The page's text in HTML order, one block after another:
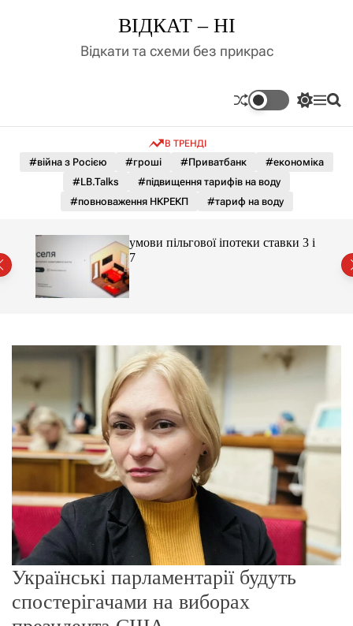
д
у
ВІДКАТ – НІ
Відкати та схеми без прикрас
П
м
к
а
о
г
о
р
и
м
у
М П
В ТРЕНДІ
#війна з Росією #гроші #Приватбанк
#економіка
#LB.Talks
#підвищення тарифів на воду
#повноваження НКРЕКП
#тариф на воду
умови пільгової іпотеки ставки 3 і
7
Українські парламентарії будуть
спостерігачами на виборах